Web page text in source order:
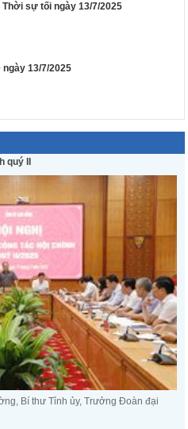
sự tối ngày 13/7/2025
ngày 13/7/2025
quý II
Bí thư Tỉnh ủy, Trưởng Đoàn đại